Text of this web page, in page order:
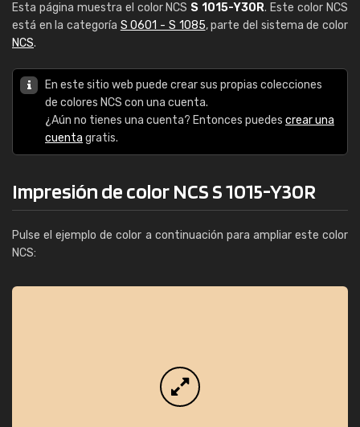
Esta página muestra el color NCS S 1015-Y30R. Este color NCS
está en la categoría S 0601 - S 1085, parte del sistema de color
NCS.
En este sitio web puede crear sus propias colecciones
de colores NCS con una cuenta.
¿Aún no tienes una cuenta? Entonces puedes crear una
cuenta gratis.
Impresión de color NCS S 1015-Y30R
Pulse el ejemplo de color a continuación para ampliar este color
NCS: